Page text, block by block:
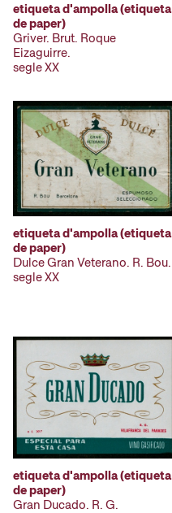
etiqueta d'ampolla (etiqueta
de paper)
Griver. Brut. Roque
Eizaguirre.
segle XX
etiqueta d'ampolla (etiqueta
de paper)
Dulce Gran Veterano. R. Bou.
segle XX
etiqueta d'ampolla (etiqueta
de paper)
Gran Ducado. R. G.